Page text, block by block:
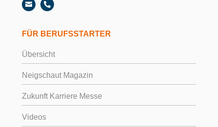
 
FÜR BERUFSSTARTER
Übersicht
Neigschaut Magazin
Zukunft Karriere Messe
Videos